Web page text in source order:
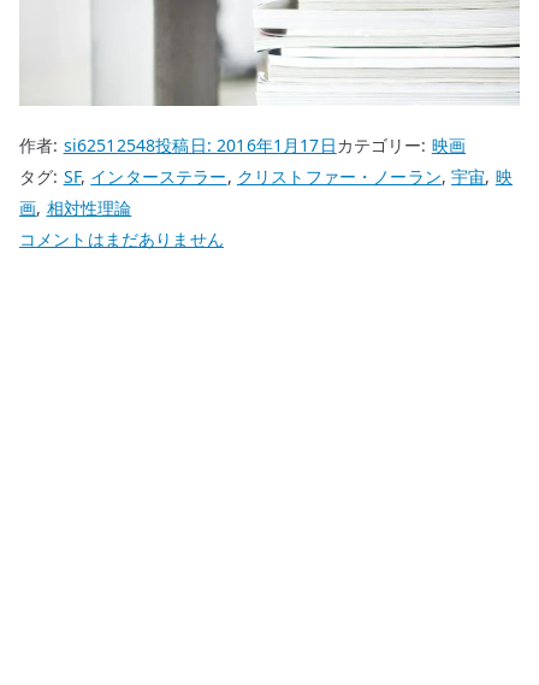
作者: si62512548投稿日:2016年1月17日カテゴリー: 映画
タグ: SF, インターステラー, クリストファー・ノーラン,宇宙, 映
画, 相対性理論
『イ
コメントはまだありません